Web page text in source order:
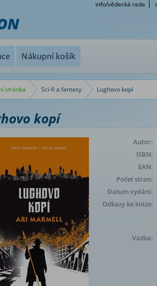
info/vědecká rada
Nákupní košík
stránka Sci-fi a fantasy Lughovo kopí
kopí
Autor:
ISBN:
EAN:
Počet stran:
Datum vydání:
Odkazy ke knize:
Vazba: